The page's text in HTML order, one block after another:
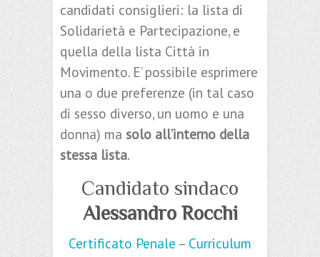
candidati consiglieri: la lista di
Solidarietà e Partecipazione, e
quella della lista Città in
Movimento. E’ possibile esprimere
una o due preferenze (in tal caso
di sesso diverso, un uomo e una
donna) ma solo all’interno della
stessa lista.
Candidato sindaco
Alessandro Rocchi
Certificato Penale – Curriculum